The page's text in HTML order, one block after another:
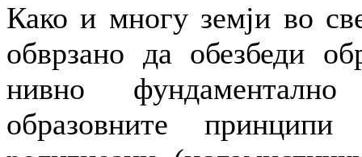
Како и многу земји во
обврзано да обезбеди
нивно
образовните